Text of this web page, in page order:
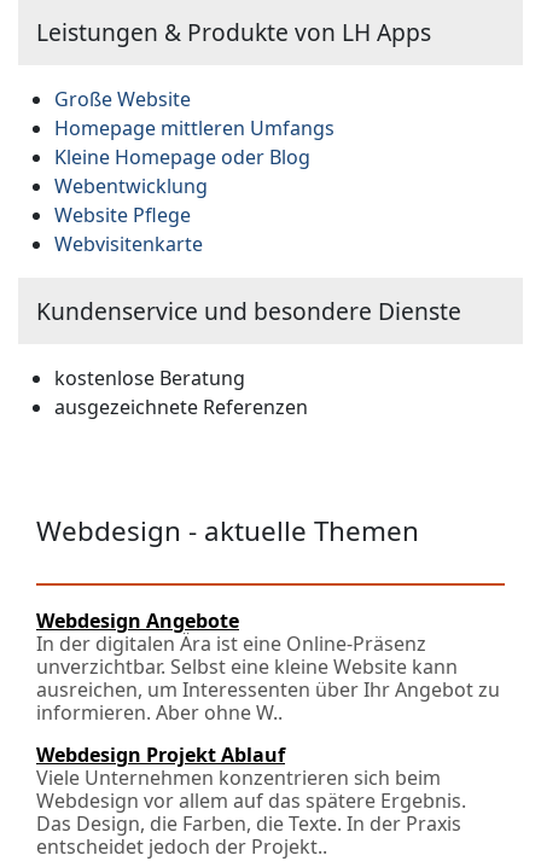
Leistungen & Produkte von LH Apps
Große Website
Homepage mittleren Umfangs
Kleine Homepage oder Blog
Webentwicklung
Website Pflege
Webvisitenkarte
Kundenservice und besondere Dienste
kostenlose Beratung
ausgezeichnete Referenzen
Webdesign - aktuelle Themen
Webdesign Angebote
In der digitalen Ära ist eine Online-Präsenz
unverzichtbar. Selbst eine kleine Website kann
ausreichen, um Interessenten über Ihr Angebot zu
informieren. Aber ohne W..
Webdesign Projekt Ablauf
Viele Unternehmen konzentrieren sich beim
Webdesign vor allem auf das spätere Ergebnis.
Das Design, die Farben, die Texte. In der Praxis
entscheidet jedoch der Projekt..